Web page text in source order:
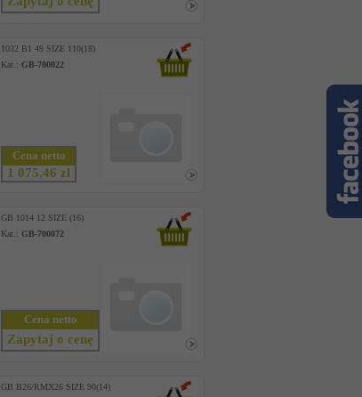
1032 B1 49 SIZE 110(18)
Kat.: GB-700022
Cena netto
1 075,46 zł
GB 1014 12 SIZE (16)
Kat.: GB-700072
Cena netto
Zapytaj o cenę
GB B26/RMX26 SIZE 90(14)